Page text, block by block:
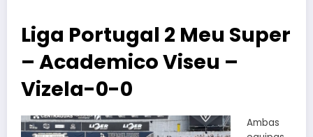
Liga Portugal 2 Meu Super
– Academico Viseu –
Vizela-0-0
Ambas